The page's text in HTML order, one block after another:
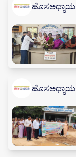
ಹೊಸಅಧ್ಯಾಯ
ಹೊಸಅಧ್ಯಾಯ